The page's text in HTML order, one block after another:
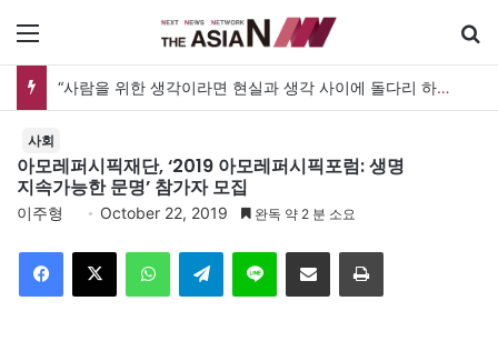
“사람을 위한 생각이라면 현실과 생각 사이에 돌다리 하나는 놓아야 하지 않을까”
사회
아모레퍼시픽재단, ‘2019 아모레퍼시픽포럼: 생명
지속가능한 문명’ 참가자 모집
이주형 October 22, 2019 완독 약 2 분 소요
Telegram 이메일